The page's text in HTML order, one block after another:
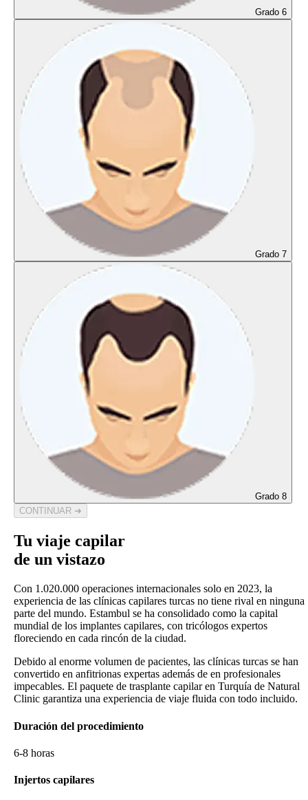
Grado 6
Grado 7
Grado 8
CONTINUAR ➜
Tu viaje capilar
de un vistazo
Con 1.020.000 operaciones internacionales solo en 2023, la
experiencia de las clínicas capilares turcas no tiene rival en ninguna
parte del mundo. Estambul se ha consolidado como la capital
mundial de los implantes capilares, con tricólogos expertos
floreciendo en cada rincón de la ciudad.
Debido al enorme volumen de pacientes, las clínicas turcas se han
convertido en anfitrionas expertas además de en profesionales
impecables. El paquete de trasplante capilar en Turquía de Natural
Clinic garantiza una experiencia de viaje fluida con todo incluido.
Duración del procedimiento
6-8 horas
Injertos capilares